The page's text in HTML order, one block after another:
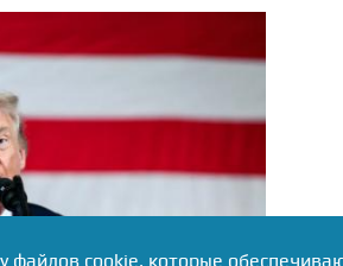
cookie, которые